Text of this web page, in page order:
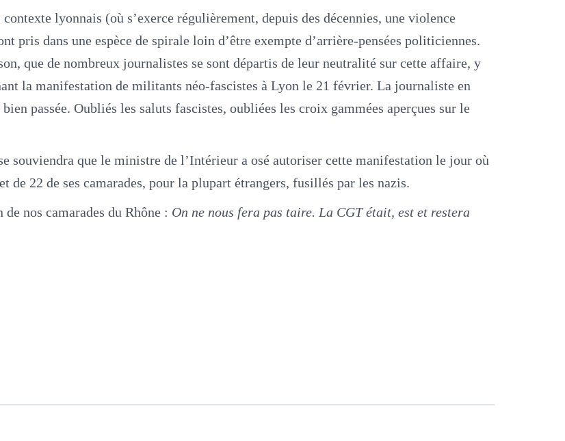
lyonnais (où s’exerce régulièrement, depuis des décennies, une violence
pris dans une espèce de spirale loin d’être exempte d’arrière-pensées politiciennes.
que de nombreux journalistes se sont départis de leur neutralité sur cette affaire, y
la manifestation de militants néo-fascistes à Lyon le 21 février. La journaliste en
passée. Oubliés les saluts fascistes, oubliées les croix gammées aperçues sur le
souviendra que le ministre de l’Intérieur a osé autoriser cette manifestation le jour où
22 de ses camarades, pour la plupart étrangers, fusillés par les nazis.
nos camarades du Rhône : On ne nous fera pas taire. La CGT était, est et restera